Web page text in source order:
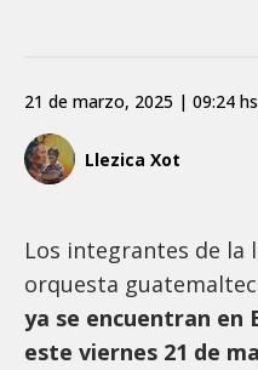
Llezica Xot
21 de marzo, 2025 | 09:24 hs
Los integrantes de la
orquesta
ya se encuentran en
este viernes 21 de